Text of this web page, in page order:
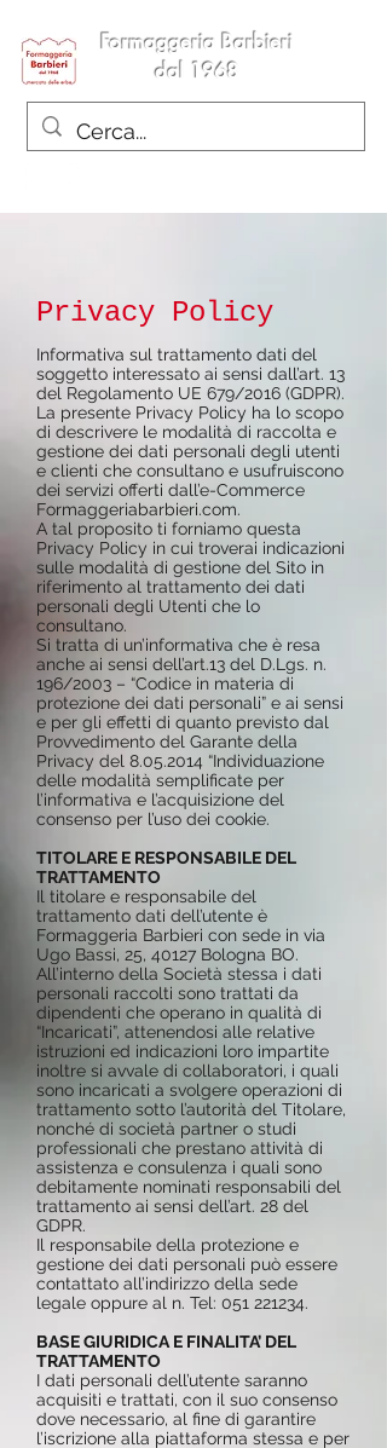
Formaggeria Barbieri
dal 1968
Privacy Policy
Informativa sul trattamento dati del
soggetto interessato ai sensi dall’art. 13
del Regolamento UE 679/2016 (GDPR).
La presente Privacy Policy ha lo scopo
di descrivere le modalità di raccolta e
gestione dei dati personali degli utenti
e clienti che consultano e usufruiscono
dei servizi offerti dall’e-Commerce
Formaggeriabarbieri.com.
A tal proposito ti forniamo questa
Privacy Policy in cui troverai indicazioni
sulle modalità di gestione del Sito in
riferimento al trattamento dei dati
personali degli Utenti che lo
consultano.
Si tratta di un’informativa che è resa
anche ai sensi dell’art.13 del D.Lgs. n.
196/2003 – “Codice in materia di
protezione dei dati personali” e ai sensi
e per gli effetti di quanto previsto dal
Provvedimento del Garante della
Privacy del 8.05.2014 “Individuazione
delle modalità semplificate per
l’informativa e l’acquisizione del
consenso per l’uso dei cookie.
TITOLARE E RESPONSABILE DEL
TRATTAMENTO
Il titolare e responsabile del
trattamento dati dell’utente è
Formaggeria Barbieri con sede in via
Ugo Bassi, 25, 40127 Bologna BO.
All’interno della Società stessa i dati
personali raccolti sono trattati da
dipendenti che operano in qualità di
“Incaricati”, attenendosi alle relative
istruzioni ed indicazioni loro impartite
inoltre si avvale di collaboratori, i quali
sono incaricati a svolgere operazioni di
trattamento sotto l’autorità del Titolare,
nonché di società partner o studi
professionali che prestano attività di
assistenza e consulenza i quali sono
debitamente nominati responsabili del
trattamento ai sensi dell’art. 28 del
GDPR.
Il responsabile della protezione e
gestione dei dati personali può essere
contattato all’indirizzo della sede
legale oppure al n. Tel: 051 221234.
BASE GIURIDICA E FINALITA’ DEL
TRATTAMENTO
I dati personali dell’utente saranno
acquisiti e trattati, con il suo consenso
dove necessario, al fine di garantire
l’iscrizione alla piattaforma stessa e per